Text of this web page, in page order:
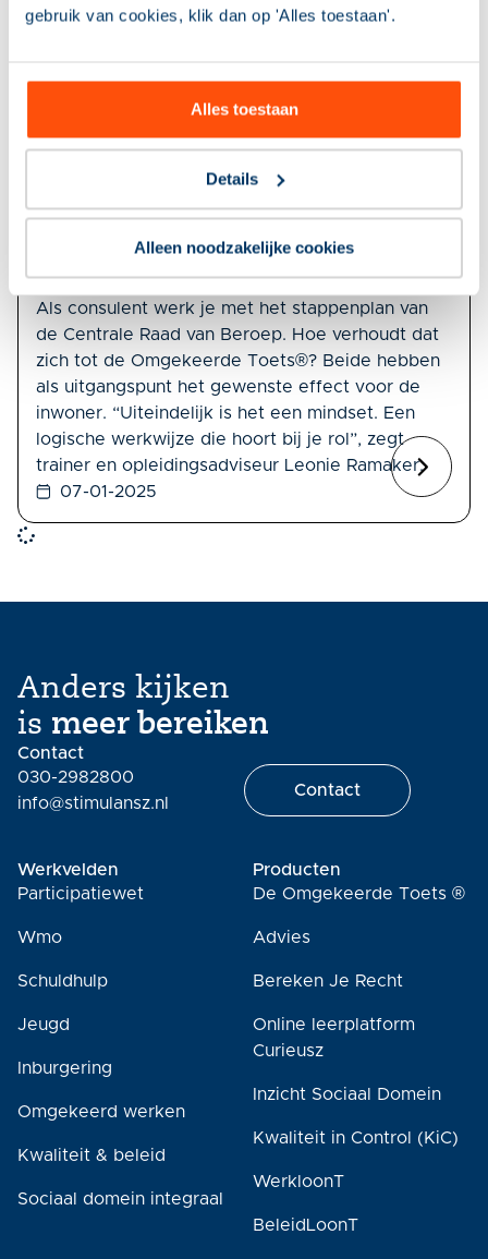
gebruik van cookies, klik dan op 'Alles toestaan'.
Alles toestaan
Details
Alleen noodzakelijke cookies
Als consulent werk je met het stappenplan van
de Centrale Raad van Beroep. Hoe verhoudt dat
zich tot de Omgekeerde Toets®? Beide hebben
als uitgangspunt het gewenste effect voor de
inwoner. “Uiteindelijk is het een mindset. Een
logische werkwijze die hoort bij je rol”, zegt
trainer en opleidingsadviseur Leonie Ramaker.
07-01-2025
Anders kijken
is meer bereiken
Contact
030-2982800
info@stimulansz.nl
Contact
Werkvelden
Participatiewet
Wmo
Schuldhulp
Jeugd
Inburgering
Omgekeerd werken
Kwaliteit & beleid
Sociaal domein integraal
Producten
De Omgekeerde Toets ®
Advies
Bereken Je Recht
Online leerplatform
Curieusz
Inzicht Sociaal Domein
Kwaliteit in Control (KiC)
WerkloonT
BeleidLoonT